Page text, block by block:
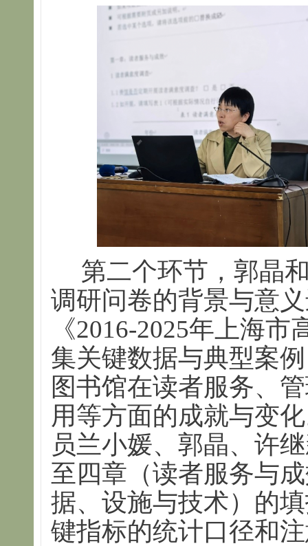
第二个环节，郭晶
调研问卷的背景与意
《2016-2025年上海
集关键数据与典型案
图书馆在读者服务、
用等方面的成就与变
员兰小媛、郭晶、许
至四章（读者服务与
据、设施与技术）的
键指标的统计口径和